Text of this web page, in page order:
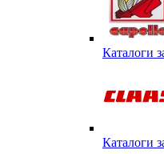
Каталоги
Каталоги